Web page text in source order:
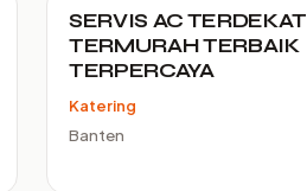
SERVIS AC TERDEKAT
TERMURAH TERBAIK
TERPERCAYA
Katering
Banten